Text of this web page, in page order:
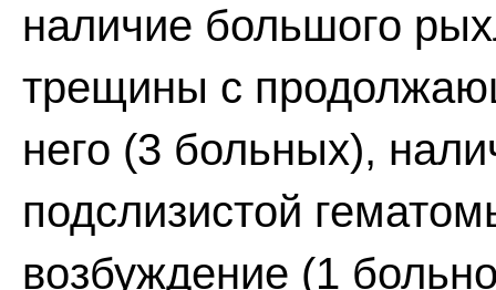
наличие большого
трещины с
него (3 больных),
подслизистой
возбуждение (1